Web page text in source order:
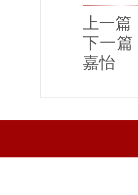
上一篇
下一篇
嘉怡